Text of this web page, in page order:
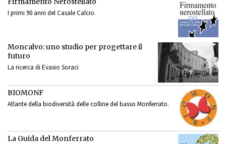
I primi 90 anni del Casale Calcio.
Moncalvo: uno studio per progettare il
futuro
La ricerca di Evasio Soraci
BIOMONF
Atlante della biodiversità delle colline del basso Monferrato.
La Guida del Monferrato